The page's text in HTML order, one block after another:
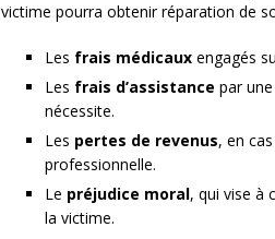
victime pourra obtenir réparation de
Les frais médicaux engagés
Les frais d’assistance par
nécessite.
Les pertes de revenus, en
professionnelle.
Le préjudice moral, qui vise à
la victime.